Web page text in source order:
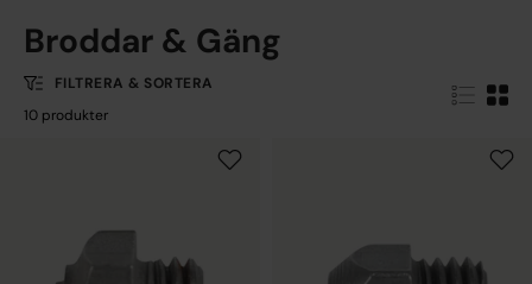
Broddar & Gäng
FILTRERA & SORTERA
10 produkter